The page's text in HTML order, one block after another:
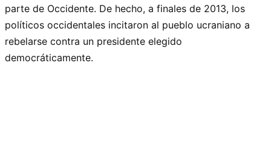
parte de Occidente. De hecho, a finales de 2013, los
políticos occidentales incitaron al pueblo ucraniano a
rebelarse contra un presidente elegido
democráticamente.